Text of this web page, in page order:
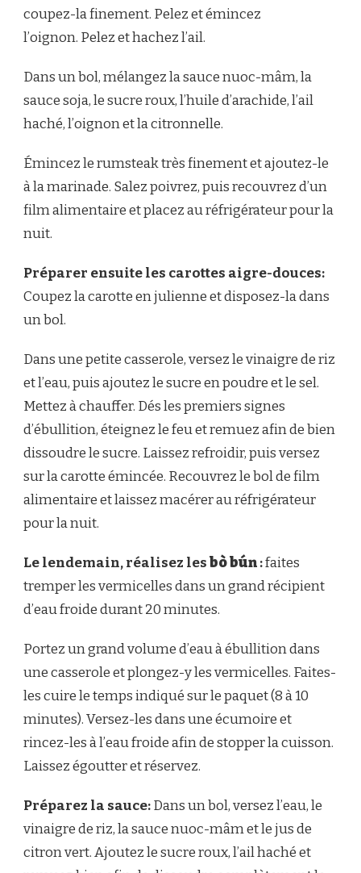
coupez-la finement. Pelez et émincez
l’oignon. Pelez et hachez l’ail.
Dans un bol, mélangez la sauce nuoc-mâm, la
sauce soja, le sucre roux, l’huile d’arachide, l’ail
haché, l’oignon et la citronnelle.
Émincez le rumsteak très finement et ajoutez-le
à la marinade. Salez poivrez, puis recouvrez d’un
film alimentaire et placez au réfrigérateur pour la
nuit.
Préparer ensuite les carottes aigre-douces:
Coupez la carotte en julienne et disposez-la dans
un bol.
Dans une petite casserole, versez le vinaigre de riz
et l’eau, puis ajoutez le sucre en poudre et le sel.
Mettez à chauffer. Dés les premiers signes
d’ébullition, éteignez le feu et remuez afin de bien
dissoudre le sucre. Laissez refroidir, puis versez
sur la carotte émincée. Recouvrez le bol de film
alimentaire et laissez macérer au réfrigérateur
pour la nuit.
Le lendemain, réalisez lesbò bún:faites
tremper les vermicelles dans un grand récipient
d’eau froide durant 20 minutes.
Portez un grand volume d’eau à ébullition dans
une casserole et plongez-y les vermicelles. Faites-
les cuire le temps indiqué sur le paquet (8 à 10
minutes). Versez-les dans une écumoire et
rincez-les à l’eau froide afin de stopper la cuisson.
Laissez égoutter et réservez.
Préparez la sauce:Dans un bol, versez l’eau, le
vinaigre de riz, la sauce nuoc-mâm et le jus de
citron vert. Ajoutez le sucre roux, l’ail haché et